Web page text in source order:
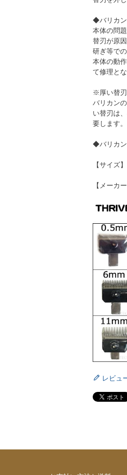
◆バリカ
本体の問
替刃が原
研ぎ等で
本体の動
て修理とな
※厚い替
バリカン
い替刃は
要します。
◆バリカン
【サイズ
【メーカ
レビュ